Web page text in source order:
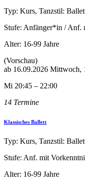
Typ: Kurs, Tanzstil:
Stufe: Anfänger*in / Anf.
Alter: 16-99 Jahre
(Vorschau)
ab 16.09.2026 Mittwoch,
Mi 20:45 – 22:00
14 Termine
Klassisches Ballett
Typ: Kurs, Tanzstil:
Stufe: Anf. mit
Alter: 16-99 Jahre